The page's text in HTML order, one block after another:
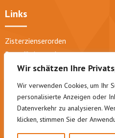
Wir schätzen Ihre
Wir verwenden Cookies, um Ihr
personalisierte Anzeigen oder
Datenverkehr zu analysieren.
klicken, stimmen Sie der
Links
Zisterzienserorden
Benediktinerorden
Trappisten
Diözese Bozen-Brixen
Abtei Lichtenthal
Pfarre St. Pauls
Geistliche Konzerte